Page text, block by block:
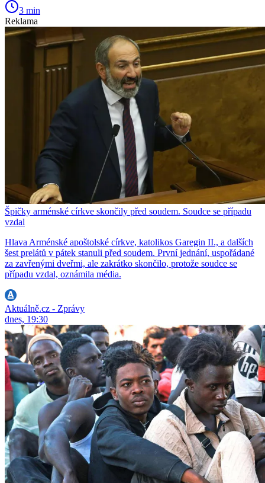
3 min
Reklama
Špičky arménské církve skončily před soudem. Soudce se případu
vzdal
Hlava Arménské apoštolské církve, katolikos Garegin II., a dalších
šest prelátů v pátek stanuli před soudem. První jednání, uspořádané
za zavřenými dveřmi, ale zakrátko skončilo, protože soudce se
případu vzdal, oznámila média.
Aktuálně.cz - Zprávy
dnes, 19:30